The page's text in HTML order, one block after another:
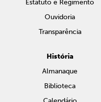
Estatuto e Regimento
Ouvidoria
Transparência
História
Almanaque
Biblioteca